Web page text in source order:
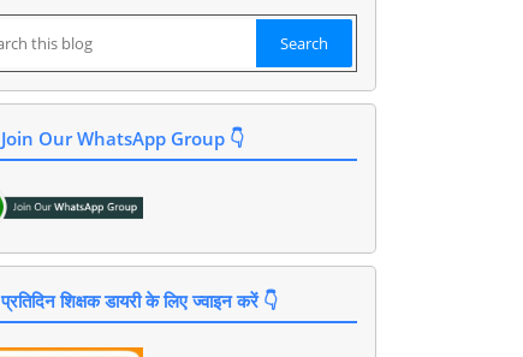
Join Our WhatsApp Group 👇
प्रतिदिन शिक्षक डायरी के लिए ज्वाइन करें 👇